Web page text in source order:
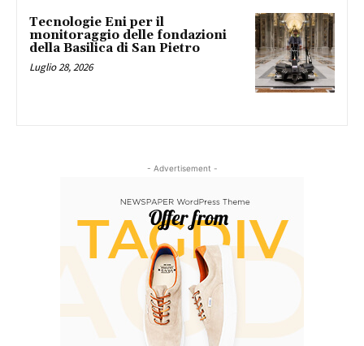
Tecnologie Eni per il
monitoraggio delle fondazioni
della Basilica di San Pietro
Luglio 28, 2026
- Advertisement -